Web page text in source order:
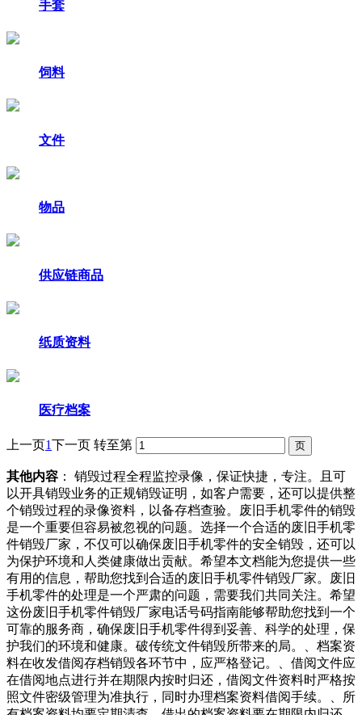
手套
饲料
文件
物品
供应链商品
纸质资料
医疗档案
上一页1下一页 转至第
其他内容 ： 销毁过程全程监控录像，保证快捷，专注。且可
以开具销毁业务的正规销毁证明，如客户需要，还可以提供整
个销毁过程的录像资料，以备存档查验。废旧手机零件的销毁
是一个重要但容易被忽视的问题。选择一个合适的废旧手机零
件销毁厂家，不仅可以确保废旧手机零件的安全销毁，还可以
为保护环境和人类健康做出贡献。希望本文档能为您提供一些
有用的信息，帮助您找到合适的废旧手机零件销毁厂家。废旧
手机零件的处理是一个严肃的问题，需要我们共同关注。希望
这份废旧手机零件销毁厂家电话号码指南能够帮助您找到一个
可靠的服务商，确保废旧手机零件得到妥善、科学的处理，保
护我们的环境和健康。破传统文件销毁所带来的局。、档案资
料在收发借阅存档销毁各环节中，应严格登记。、借阅文件应
在借阅地点进行并在期限内按时归还，借阅文件资料时严格按
照文件密级管理为准执行，同时办理档案资料借阅手续。、所